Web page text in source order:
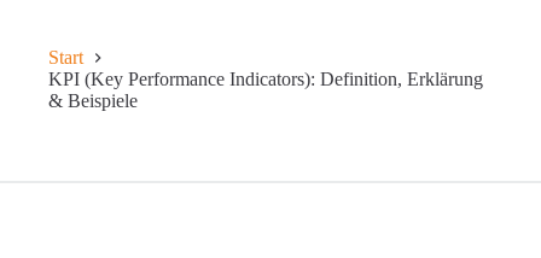
Start
KPI (Key Performance Indicators): Definition, Erklärung
& Beispiele